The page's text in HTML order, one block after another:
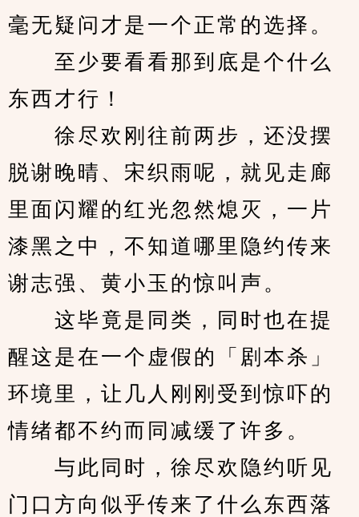
毫无疑问才是一个正常的选择。
至少要看看那到底是个什么
东西才行！
徐尽欢刚往前两步，还没摆
脱谢晚晴、宋织雨呢，就见走廊
里面闪耀的红光忽然熄灭，一片
漆黑之中，不知道哪里隐约传来
谢志强、黄小玉的惊叫声。
这毕竟是同类，同时也在提
醒这是在一个虚假的「剧本杀」
环境里，让几人刚刚受到惊吓的
情绪都不约而同减缓了许多。
与此同时，徐尽欢隐约听见
门口方向似乎传来了什么东西落